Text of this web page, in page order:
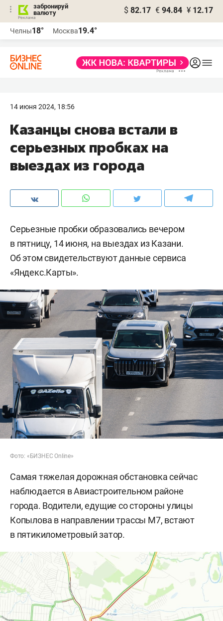
забронируй
валюту
$ 82.17 € 94.84 ¥ 12.17
Челны18° Москва19.4°
14 июня 2024, 18:56
Казанцы снова встали в
серьезных пробках на
выездах из города
Серьезные пробки образовались вечером
в пятницу, 14 июня, на выездах из Казани.
Об этом свидетельствуют данные сервиса
«Яндекс.Карты».
Фото: «БИЗНЕС Online»
Самая тяжелая дорожная обстановка сейчас
наблюдается в Авиастроительном районе
города. Водители, едущие со стороны улицы
Копылова в направлении трассы М7, встают
в пятикилометровый затор.